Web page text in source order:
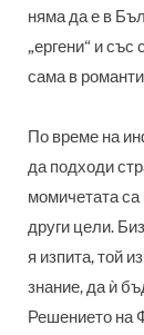
няма да е в
„ергени“ и
сама в
По време на
да подходи
момичетата
други цели.
я изпита, той
знание, да ѝ
Решението на